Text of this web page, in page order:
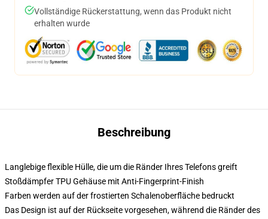
Vollständige Rückerstattung, wenn das Produkt nicht
erhalten wurde
Beschreibung
Langlebige flexible Hülle, die um die Ränder Ihres Telefons greift
Stoßdämpfer TPU Gehäuse mit Anti-Fingerprint-Finish
Farben werden auf der frostierten Schalenoberfläche bedruckt
Das Design ist auf der Rückseite vorgesehen, während die Ränder des